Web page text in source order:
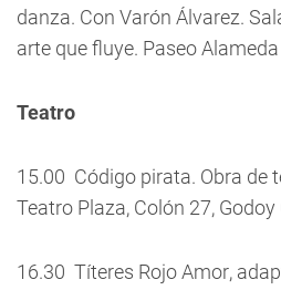
danza. Con Varón Álvarez.
arte que fluye. Paseo
Teatro
15.00  Código pirata. Obra
Teatro Plaza, Colón 27, Godoy
16.30  Títeres Rojo Amor,